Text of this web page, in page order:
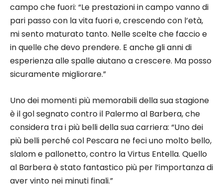
campo che fuori: “Le prestazioni in campo vanno di
pari passo con la vita fuori e, crescendo con l’età,
mi sento maturato tanto. Nelle scelte che faccio e
in quelle che devo prendere. E anche gli anni di
esperienza alle spalle aiutano a crescere. Ma posso
sicuramente migliorare.”
Uno dei momenti più memorabili della sua stagione
è il gol segnato contro il Palermo al Barbera, che
considera tra i più belli della sua carriera: “Uno dei
più belli perché col Pescara ne feci uno molto bello,
slalom e pallonetto, contro la Virtus Entella. Quello
al Barbera è stato fantastico più per l’importanza di
aver vinto nei minuti finali.”